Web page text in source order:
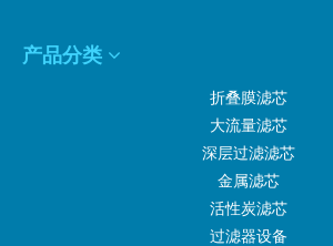
产品分类
折叠膜滤芯
大流量滤芯
深层过滤滤芯
金属滤芯
活性炭滤芯
过滤器设备